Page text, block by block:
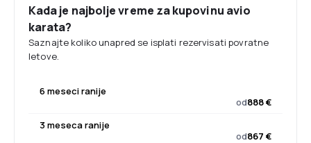
Kada je najbolje vreme za kupovinu avio
karata?
Saznajte koliko unapred se isplati rezervisati povratne
letove.
6 meseci ranije
od888 €
3 meseca ranije
od867 €